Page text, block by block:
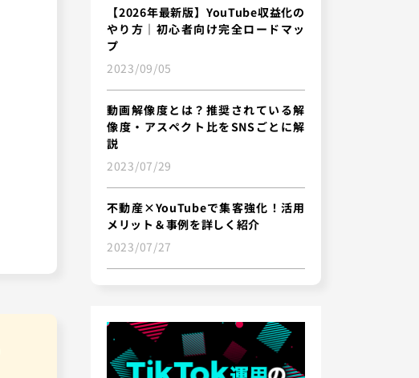
【2026年最新版】YouTube収益化の
やり方｜初心者向け完全ロードマッ
プ
2023/09/05
動画解像度とは？推奨されている解
像度・アスペクト比をSNSごとに解
説
2023/07/29
不動産×YouTubeで集客強化！活用
メリット＆事例を詳しく紹介
2023/07/27